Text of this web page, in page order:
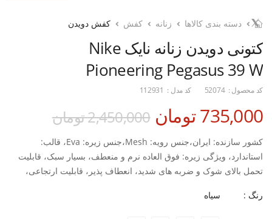
دسته بندی کالاها زنانه کفش کفش دویدن
کتونی دویدن زنانه نایک Nike
Pioneering Pegasus 39 W
کد محصول : 52074 کد مدل : 112931
735,000 تومان 2,450,000 تومان
کشور سازنده: ایران،جنس رویه: Mesh،جنس زیره: Eva، قالب:
استاندارد، ویژگی زیره: فوق العاده نرم و منعطف، بسیار سبک، قابلیت
تحمل بالای شوک و ضربه های شدید، انعطاف پذیر، قابلیت ارتجاعی،
مناسب استفاده در: روزمره،تمرین،ورزش،پیاده روی
رنگ : سیاه